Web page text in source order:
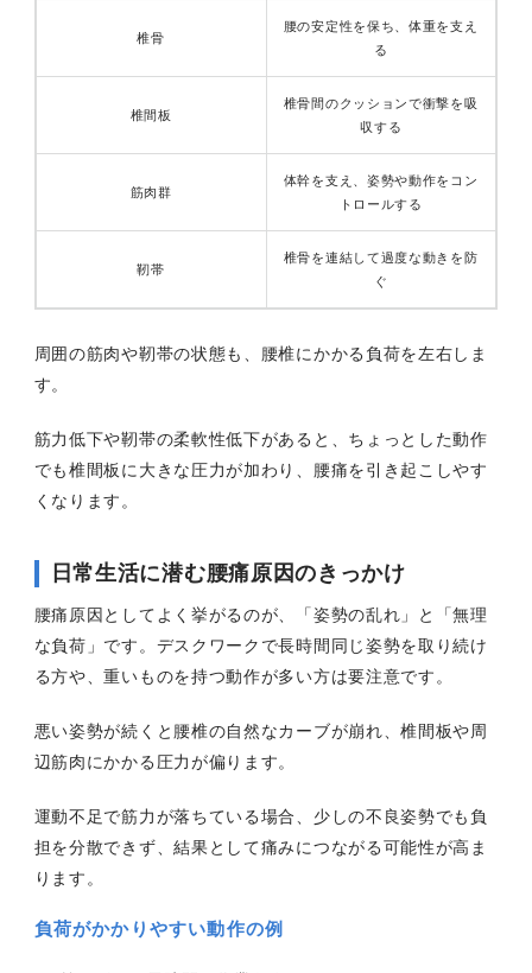
椎骨
腰の安定性を保ち、体重を支え
る
椎間板
椎骨間のクッションで衝撃を吸
収する
筋肉群
体幹を支え、姿勢や動作をコン
トロールする
靭帯
椎骨を連結して過度な動きを防
ぐ
周囲の筋肉や靭帯の状態も、腰椎にかかる負荷を左右しま
す。
筋力低下や靭帯の柔軟性低下があると、ちょっとした動作
でも椎間板に大きな圧力が加わり、腰痛を引き起こしやす
くなります。
日常生活に潜む腰痛原因のきっかけ
腰痛原因としてよく挙がるのが、「姿勢の乱れ」と「無理
な負荷」です。デスクワークで長時間同じ姿勢を取り続け
る方や、重いものを持つ動作が多い方は要注意です。
悪い姿勢が続くと腰椎の自然なカーブが崩れ、椎間板や周
辺筋肉にかかる圧力が偏ります。
運動不足で筋力が落ちている場合、少しの不良姿勢でも負
担を分散できず、結果として痛みにつながる可能性が高ま
ります。
負荷がかかりやすい動作の例